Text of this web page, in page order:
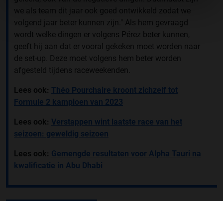
we als team dit jaar ook goed ontwikkeld zodat we
volgend jaar beter kunnen zijn." Als hem gevraagd
wordt welke dingen er volgens Pérez beter kunnen,
geeft hij aan dat er vooral gekeken moet worden naar
de set-up. Deze moet volgens hem beter worden
afgesteld tijdens raceweekenden.
Lees ook: Théo Pourchaire kroont zichzelf tot
Formule 2 kampioen van 2023
Lees ook: Verstappen wint laatste race van het
seizoen: geweldig seizoen
Lees ook: Gemengde resultaten voor Alpha Tauri na
kwalificatie in Abu Dhabi